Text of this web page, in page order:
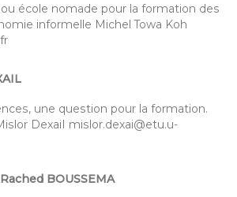
école nomade pour la formation des
informelle Michel Towa Koh
une question pour la formation.
DexaiI mislor.dexai@etu.u-
BOUSSEMA